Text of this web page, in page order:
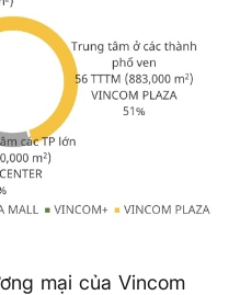
mại của Vincom